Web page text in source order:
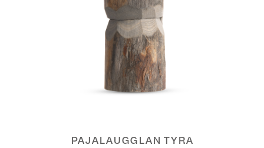
PAJALAUGGLAN TYRA